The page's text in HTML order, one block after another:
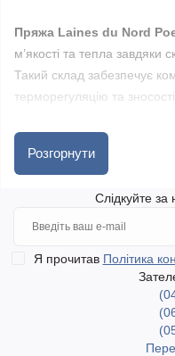
Пряжа Laines du Nord
м’якості та тепла завдяки
Такий склад забезпечує
терморегуляцію та
кольорів створюють ефект
розкривається у процесі
Пряжа підходить для
палантинів, шарфів та
легкими, теплими та
Розгорнути
Слідкуйте за
Я прочитав Політика